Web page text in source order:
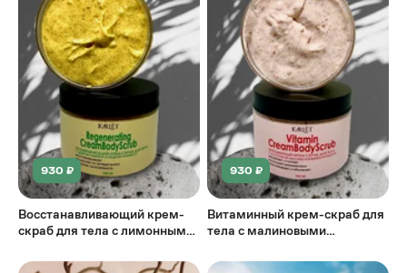
930 ₽
Восстанавливающий крем-
скраб для тела с лимонными
930 ₽
Витаминный крем-скраб для
тела с малиновыми
пудрой